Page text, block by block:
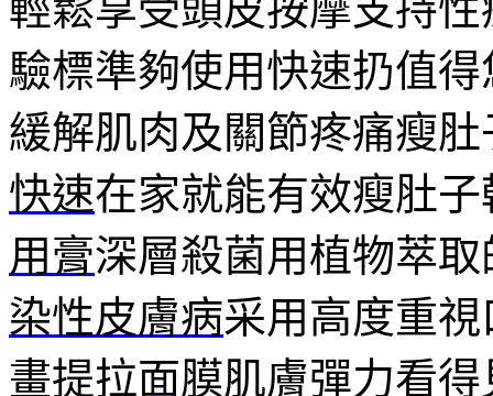
驗標準夠使用快速扔值
緩解肌肉及關節疼痛瘦
快速在家就能有效瘦肚
用膏深層殺菌用植物萃
染性皮膚病采用高度重
畫提拉面膜肌膚彈力看